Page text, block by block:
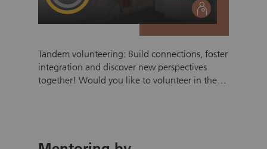
social
Tandem volunteering: Build connections, foster
integration and discover new perspectives
together! Would you like to volunteer in the
relationships built on mutual respect. Personal